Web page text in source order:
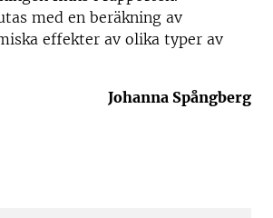
med en beräkning av
effekter av olika typer av
Johanna Spångberg